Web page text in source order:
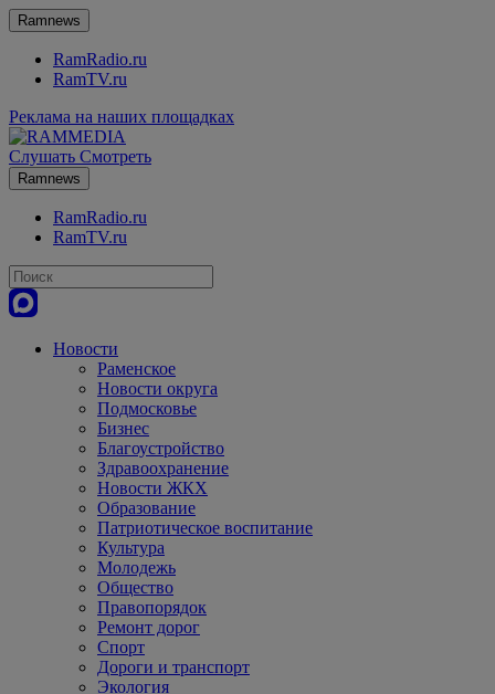
Ramnews
RamRadio.ru
RamTV.ru
Реклама на наших площадках
Слушать Смотреть
Ramnews
RamRadio.ru
RamTV.ru
Новости
Раменское
Новости округа
Подмосковье
Бизнес
Благоустройство
Здравоохранение
Новости ЖКХ
Образование
Патриотическое воспитание
Культура
Молодежь
Общество
Правопорядок
Ремонт дорог
Спорт
Дороги и транспорт
Экология